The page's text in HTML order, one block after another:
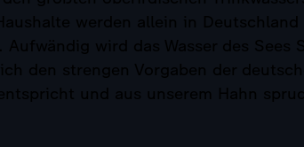
werden allein in
Aufwändig wird das Wasser des
den strengen Vorgaben der
und aus unserem Hahn